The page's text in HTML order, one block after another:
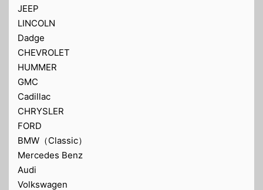
JEEP
LINCOLN
Dadge
CHEVROLET
HUMMER
GMC
Cadillac
CHRYSLER
FORD
BMW（Classic）
Mercedes Benz
Audi
Volkswagen